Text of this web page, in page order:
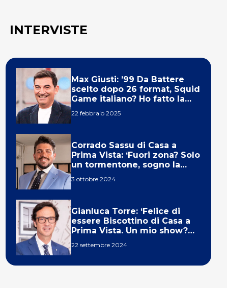
INTERVISTE
Max Giusti: ’99 Da Battere
scelto dopo 26 format, Squid
Game italiano? Ho fatto la
22 febbraio 2025
Corrado Sassu di Casa a
Prima Vista: ‘Fuori zona? Solo
un tormentone, sogno la
3 ottobre 2024
Gianluca Torre: ‘Felice di
essere Biscottino di Casa a
Prima Vista. Un mio show?
22 settembre 2024